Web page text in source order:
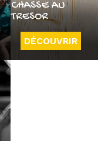
CHASSE AU
TRESOR
DÉCOUVRIR